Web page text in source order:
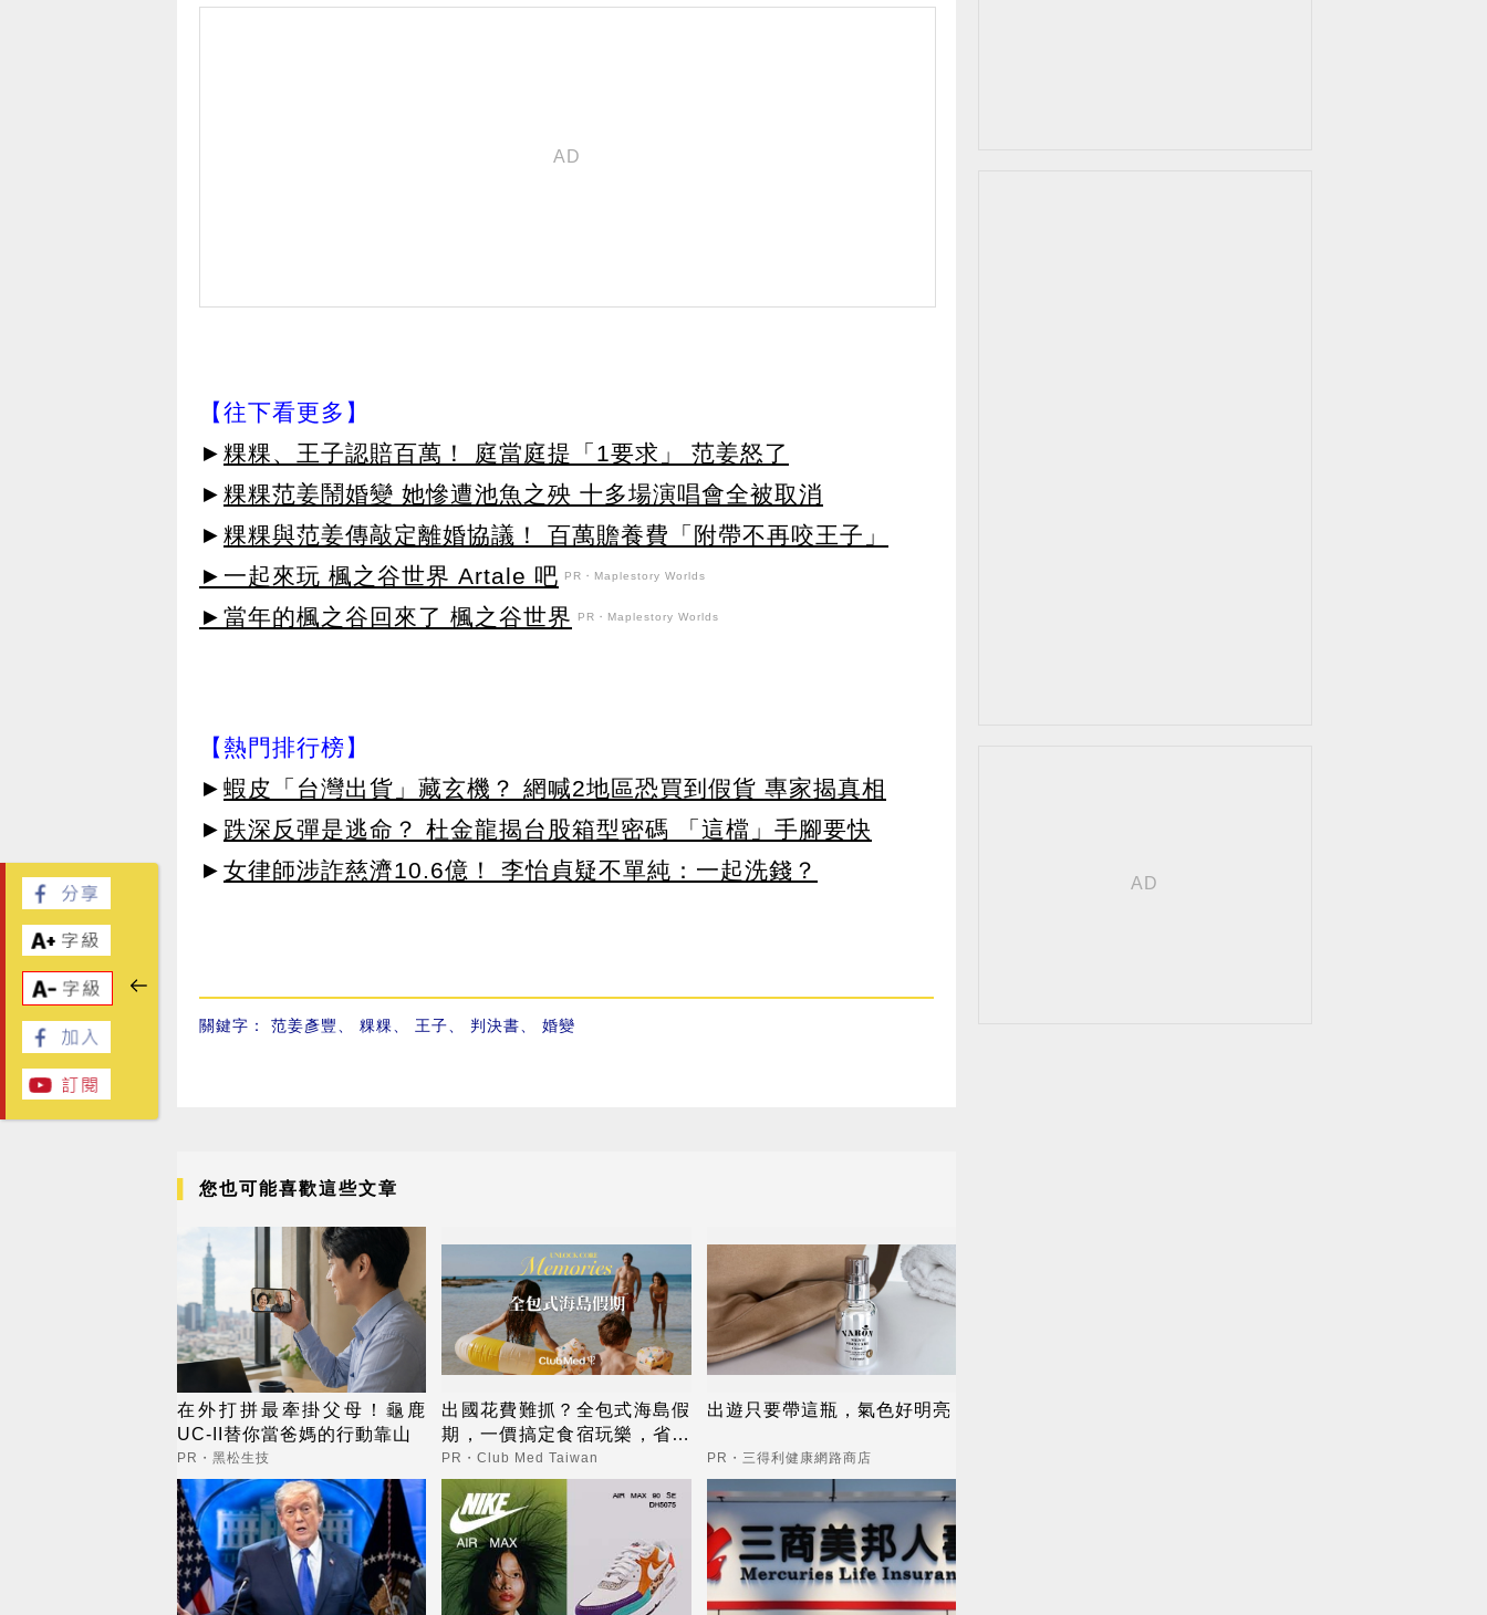
【往下看更多】
► 粿粿、王子認賠百萬！ 庭當庭提「1要求」 范姜怒了
► 粿粿范姜鬧婚變 她慘遭池魚之殃 十多場演唱會全被取消
► 粿粿與范姜傳敲定離婚協議！ 百萬贍養費「附帶不再咬王子」
►一起來玩 楓之谷世界 Artale 吧
PR・Maplestory Worlds
►當年的楓之谷回來了 楓之谷世界 PR・Maplestory Worlds
【熱門排行榜】
► 蝦皮「台灣出貨」藏玄機？ 網喊2地區恐買到假貨 專家揭真相
► 跌深反彈是逃命？ 杜金龍揭台股箱型密碼 「這檔」手腳要快
► 女律師涉詐慈濟10.6億！ 李怡貞疑不單純：一起洗錢？
關鍵字： 范姜彥豐 粿粿 王子 判決書 婚變
您也可能喜歡這些文章
在外打拼最牽掛父母！龜鹿
UC-II替你當爸媽的行動靠山
PR・黑松生技
出國花費難抓？全包式海島假
期，一價搞定食宿玩樂，省錢
更省心！
PR・Club Med Taiwan
出遊只要帶這瓶，氣色好明亮
PR・三得利健康網路商店